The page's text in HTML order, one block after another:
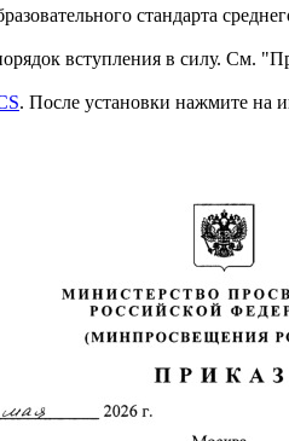
стандарта
вступления в силу. См.
. После установки нажмите на